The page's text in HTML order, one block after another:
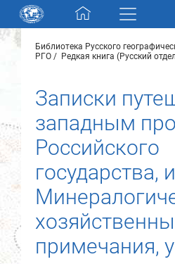
Skip navigation
Разделы и коллекции
Электронный каталог
Новости
О нас
Контакты
Найти
Библиотека Русского
РГО
Редкая книга (Русский
Записки
западным
Российского
государства,
примечания,